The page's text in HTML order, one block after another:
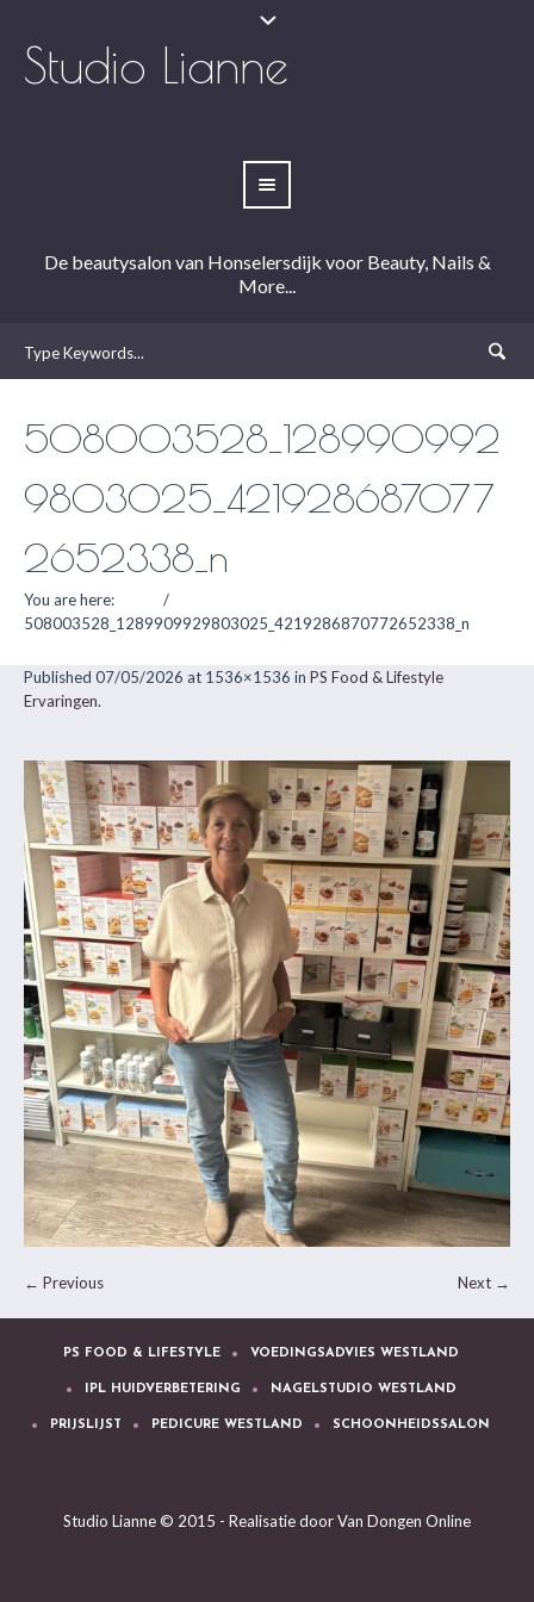
Studio Lianne
De beautysalon van Honselersdijk voor Beauty, Nails &
More...
508003528_128990992
9803025_421928687077
2652338_n
You are here:
/
508003528_1289909929803025_4219286870772652338_n
Published 07/05/2026 at 1536×1536 in PS Food & Lifestyle
Ervaringen.
← Previous Next →
PS FOOD & LIFESTYLE VOEDINGSADVIES WESTLAND
IPL HUIDVERBETERING NAGELSTUDIO WESTLAND
PRIJSLIJST PEDICURE WESTLAND SCHOONHEIDSSALON
Studio Lianne © 2015 - Realisatie doorVan Dongen Online